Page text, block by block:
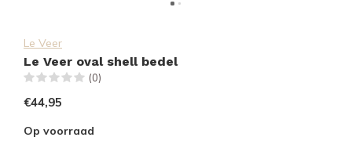
Le Veer
Le Veer oval shell bedel
(0)
€44,95
Op voorraad